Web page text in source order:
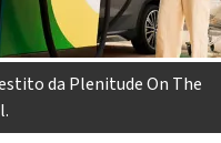
da Plenitude On The